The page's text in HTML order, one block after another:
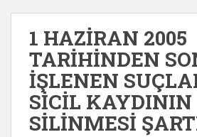
1 HAZİRAN 2005
TARİHİNDEN
İŞLENEN
SİCİL KAYDININ
SİLİNMESİ